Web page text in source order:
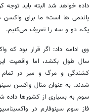
داده خواهد شد البته باید توجه
پاندمی ‌ها است؛ ما برای
یک، دو و سه را تعریف می‌کنیم.
وی ادامه داد: اگر قرار بود که
سال طول بکشد، اما واقعیت
کشندگی و مرگ و میر در تمام
شدند. به عنوان مثال واکسن
سوم به بسیاری از کشورها
فاز سوم سینوفارم در